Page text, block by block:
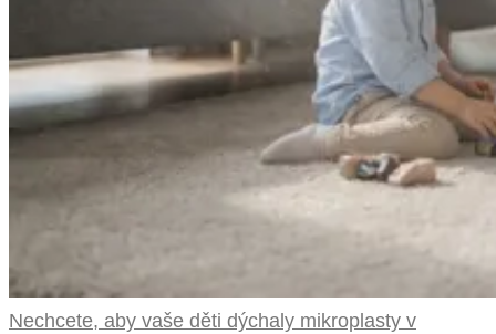
Nechcete, aby vaše děti dýchaly mikroplasty v